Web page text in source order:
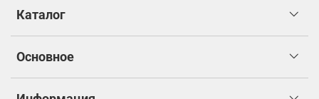
Каталог
Основное